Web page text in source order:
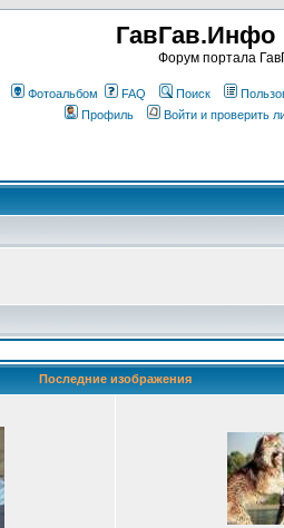
Форум портала
Фотоальбом FAQ Поиск
Профиль
Войти и проверить
Последние изображения